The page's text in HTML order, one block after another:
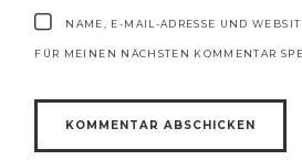
NAME, E-MAIL-ADRESSE UND
FÜR MEINEN NÄCHSTEN KOMMENTAR